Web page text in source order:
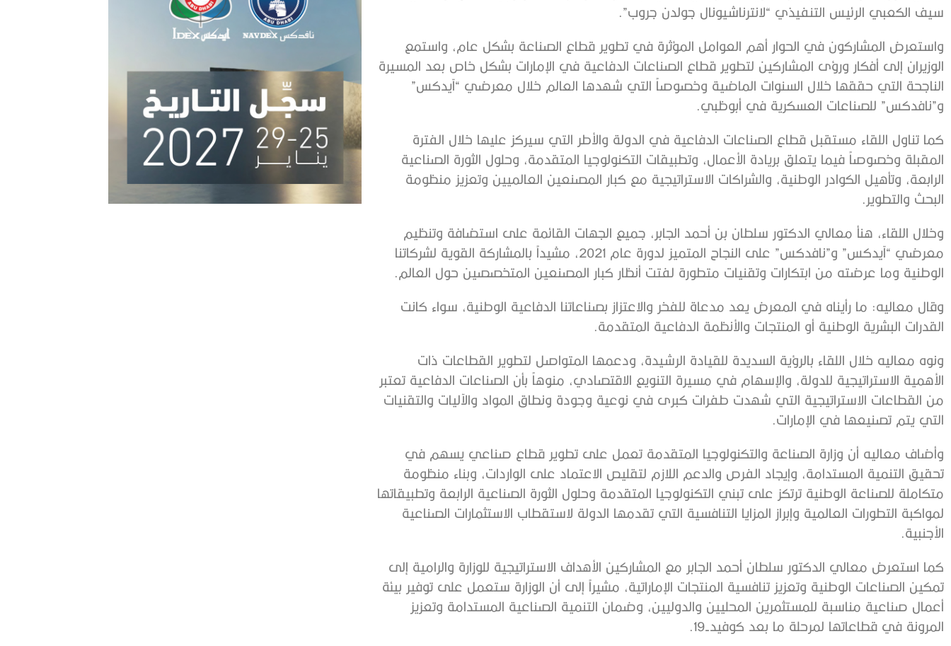
سيف الكعبي الرئيس التنفيذي “لانترناشيونال جولدن جروب”.
واستعرض المشاركون في الحوار أهم العوامل المؤثرة في تطوير قطاع الصناعة بشكل عام، واستمع
الوزيران إلى أفكار ورؤى المشاركين لتطوير قطاع الصناعات الدفاعية في الإمارات بشكل خاص بعد المسيرة
الناجحة التي حققها خلال السنوات الماضية وخصوصاً التي شهدها العالم خلال معرضي “آيدكس”
و”نافدكس” للصناعات العسكرية في أبوظبي.
كما تناول اللقاء مستقبل قطاع الصناعات الدفاعية في الدولة والأطر التي سيركز عليها خلال الفترة
المقبلة وخصوصاً فيما يتعلق بريادة الأعمال، وتطبيقات التكنولوجيا المتقدمة، وحلول الثورة الصناعية
الرابعة، وتأهيل الكوادر الوطنية، والشراكات الاستراتيجية مع كبار المصنعين العالميين وتعزيز منظومة
البحث والتطوير.
وخلال اللقاء، هنأ معالي الدكتور سلطان بن أحمد الجابر، جميع الجهات القائمة على استضافة وتنظيم
معرضي “آيدكس” و”نافدكس” على النجاح المتميز لدورة عام 2021، مشيداً بالمشاركة القوية لشركاتنا
الوطنية وما عرضته من ابتكارات وتقنيات متطورة لفتت أنظار كبار المصنعين المتخصصين حول العالم.
وقال معاليه: ما رأيناه في المعرض يعد مدعاة للفخر والاعتزاز بصناعاتنا الدفاعية الوطنية، سواء كانت
القدرات البشرية الوطنية أو المنتجات والأنظمة الدفاعية المتقدمة.
ونوه معاليه خلال اللقاء بالرؤية السديدة للقيادة الرشيدة، ودعمها المتواصل لتطوير القطاعات ذات
الأهمية الاستراتيجية للدولة، والإسهام في مسيرة التنويع الاقتصادي، منوهاً بأن الصناعات الدفاعية تعتبر
من القطاعات الاستراتيجية التي شهدت طفرات كبرى في نوعية وجودة ونطاق المواد والآليات والتقنيات
التي يتم تصنيعها في الإمارات.
وأضاف معاليه أن وزارة الصناعة والتكنولوجيا المتقدمة تعمل على تطوير قطاع صناعي يسهم في
تحقيق التنمية المستدامة، وإيجاد الفرص والدعم اللازم لتقليص الاعتماد على الواردات، وبناء منظومة
متكاملة للصناعة الوطنية ترتكز على تبني التكنولوجيا المتقدمة وحلول الثورة الصناعية الرابعة وتطبيقاتها
لمواكبة التطورات العالمية وإبراز المزايا التنافسية التي تقدمها الدولة لاستقطاب الاستثمارات الصناعية
الأجنبية.
كما استعرض معالي الدكتور سلطان أحمد الجابر مع المشاركين الأهداف الاستراتيجية للوزارة والرامية إلى
تمكين الصناعات الوطنية وتعزيز تنافسية المنتجات الإماراتية، مشيراً إلى أن الوزارة ستعمل على توفير بيئة
أعمال صناعية مناسبة للمستثمرين المحليين والدوليين، وضمان التنمية الصناعية المستدامة وتعزيز
المرونة في قطاعاتها لمرحلة ما بعد كوفيد-19.